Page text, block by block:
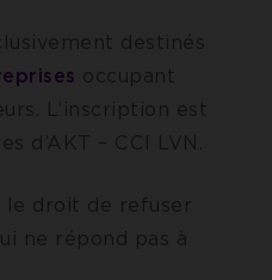
destinés
occupant
L’inscription est
d’AKT – CCI LVN.
le droit de refuser
ne répond pas à